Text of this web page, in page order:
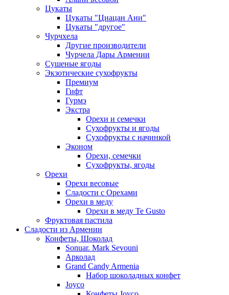
Цукаты
Цукаты "Циацан Ани"
Цукаты "другое"
Чурчхела
Другие производители
Чурчела Дары Армении
Сушеные ягоды
Экзотические сухофрукты
Премиум
Гифт
Гурмэ
Экстра
Орехи и семечки
Сухофрукты и ягоды
Сухофрукты с начинкой
Эконом
Орехи, семечки
Сухофрукты, ягоды
Орехи
Орехи весовые
Сладости с Орехами
Орехи в меду
Орехи в меду Te Gusto
Фруктовая пастила
Сладости из Армении
Конфеты, Шоколад
Sonuar. Mark Sevouni
Арколад
Grand Candy Armenia
Набор шоколадных конфет
Joyco